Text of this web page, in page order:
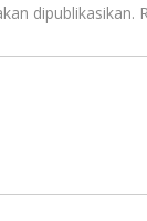
dipublikasikan.